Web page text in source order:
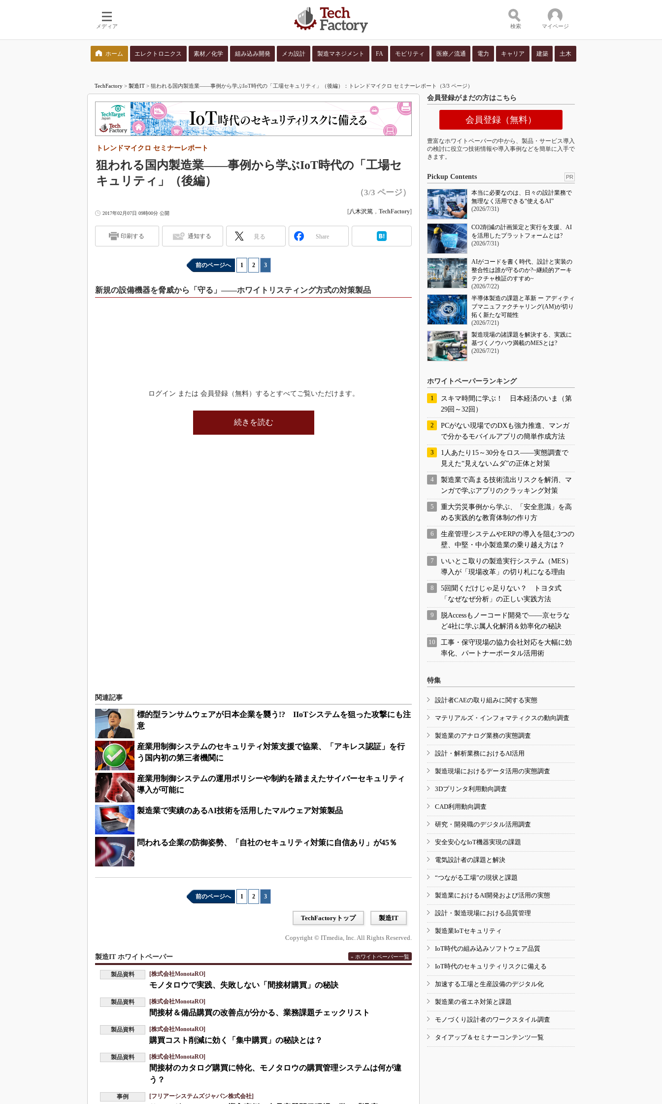
メディア 検索 マイページ
ホーム エレクトロニクス 素材／化学 組み込み開発 メカ設計 製造マネジメント FA モビリティ 医療／流通 電力 キャリア 建築 土木
TechFactory > 製造IT > 狙われる国内製造業――事例から学ぶIoT時代の「工場セキュリティ」（後編）：トレンドマイクロ セミナーレポート（3/3 ページ）
狙われる国内製造業――事例から学ぶIoT時代の「工場セ
キュリティ」（後編）
トレンドマイクロ セミナーレポート
（3/3 ページ）
2017年02月07日 09時00分 公開 [八木沢篤 ， TechFactory]
印刷する 通知する 見る Share
前のページへ 1 2 3
新規の設備機器を脅威から「守る」――ホワイトリスティング方式の対策製品
ログイン または 会員登録（無料）するとすべてご覧いただけます。
続きを読む
関連記事
標的型ランサムウェアが日本企業を襲う!? IIoTシステムを狙った攻撃にも注
意
産業用制御システムのセキュリティ対策支援で協業、「アキレス認証」を行
う国内初の第三者機関に
産業用制御システムの運用ポリシーや制約を踏まえたサイバーセキュリティ
導入が可能に
製造業で実績のあるAI技術を活用したマルウェア対策製品
問われる企業の防御姿勢、「自社のセキュリティ対策に自信あり」が45％
前のページへ 1 2 3
TechFactoryトップ 製造IT
Copyright © ITmedia, Inc. All Rights Reserved.
製造IT ホワイトペーパー » ホワイトペーパー一覧
製品資料 [株式会社MonotaRO]
モノタロウで実践、失敗しない「間接材購買」の秘訣
製品資料 [株式会社MonotaRO]
間接材＆備品購買の改善点が分かる、業務課題チェックリスト
製品資料 [株式会社MonotaRO]
購買コスト削減に効く「集中購買」の秘訣とは？
製品資料 [株式会社MonotaRO]
間接材のカタログ購買に特化、モノタロウの購買管理システムは何が違
う？
事例 [フリアーシステムズジャパン株式会社]
会員登録がまだの方はこちら
会員登録（無料）
豊富なホワイトペーパーの中から、製品・サービス導入
の検討に役立つ技術情報や導入事例などを簡単に入手で
きます。
Pickup Contents PR
本当に必要なのは、日々の設計業務で
無理なく活用できる“使えるAI”
(2026/7/31)
CO2削減の計画策定と実行を支援、AI
を活用したプラットフォームとは?
(2026/7/31)
AIがコードを書く時代、設計と実装の
整合性は誰が守るのか?~継続的アーキ
テクチャ検証のすすめ~
(2026/7/22)
半導体製造の課題と革新 ー アディティ
ブマニュファクチャリング(AM)が切り
拓く新たな可能性
(2026/7/21)
製造現場の諸課題を解決する、実践に
基づくノウハウ満載のMESとは?
(2026/7/21)
ホワイトペーパーランキング
スキマ時間に学ぶ！ 日本経済のいま（第
29回～32回）
PCがない現場でのDXも強力推進、マンガ
で分かるモバイルアプリの簡単作成方法
1人あたり15～30分をロス――実態調査で
見えた“見えないムダ”の正体と対策
製造業で高まる技術流出リスクを解消、マ
ンガで学ぶアプリのクラッキング対策
重大労災事例から学ぶ、「安全意識」を高
める実践的な教育体制の作り方
生産管理システムやERPの導入を阻む3つの
壁、中堅・中小製造業の乗り越え方は？
いいとこ取りの製造実行システム（MES）
導入が「現場改革」の切り札になる理由
5回聞くだけじゃ足りない？ トヨタ式
「なぜなぜ分析」の正しい実践方法
脱Accessもノーコード開発で――京セラな
ど4社に学ぶ属人化解消＆効率化の秘訣
工事・保守現場の協力会社対応を大幅に効
率化、パートナーポータル活用術
特集
設計者CAEの取り組みに関する実態
マテリアルズ・インフォマティクスの動向調査
製造業のアナログ業務の実態調査
設計・解析業務におけるAI活用
製造現場におけるデータ活用の実態調査
3Dプリンタ利用動向調査
CAD利用動向調査
研究・開発職のデジタル活用調査
安全安心なIoT機器実現の課題
電気設計者の課題と解決
“つながる工場”の現状と課題
製造業におけるAI開発および活用の実態
設計・製造現場における品質管理
製造業IoTセキュリティ
IoT時代の組み込みソフトウェア品質
IoT時代のセキュリティリスクに備える
加速する工場と生産設備のデジタル化
製造業の省エネ対策と課題
モノづくり設計者のワークスタイル調査
タイアップ＆セミナーコンテンツ一覧